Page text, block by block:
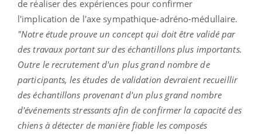
de réaliser des expériences pour confirmer
l'implication de l'axe sympathique-adréno-médullaire.
"Notre étude prouve un concept qui doit être validé par
des travaux portant sur des échantillons plus importants.
Outre le recrutement d'un plus grand nombre de
participants, les études de validation devraient recueillir
des échantillons provenant d'un plus grand nombre
d'événements stressants afin de confirmer la capacité des
chiens à détecter de manière fiable les composés